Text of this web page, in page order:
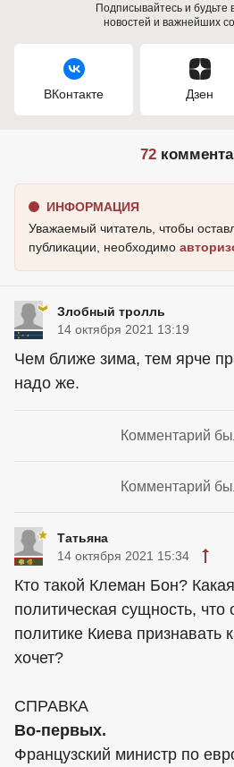
Подписывайтесь и будьте
новостей и важнейших
ВКонтакте Дзен
72
ИНФОРМАЦИЯ
Уважаемый читатель, чтобы
публикации, необходимо
Злобный тролль
14 октября 2021 13:19
Чем ближе зима, тем ярче
надо же.
Комментарий
Комментарий
Татьяна
14 октября 2021 15:34
Кто такой Клеман Бон?
политическая сущность, что
политике Киева признавать
хочет?
СПРАВКА
Во-первых.
Французский министр по